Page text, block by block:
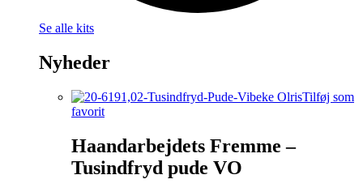
Se alle kits
Nyheder
Tilføj som
favorit
Haandarbejdets Fremme –
Tusindfryd pude VO